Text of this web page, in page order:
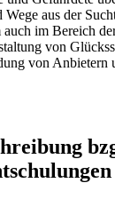
aus der
auch im Bereich
von
von Anbietern